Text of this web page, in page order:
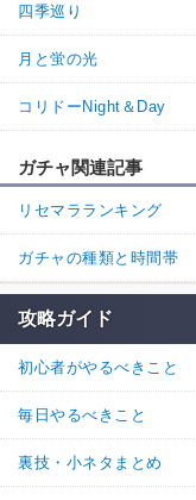
四季巡り
月と蛍の光
コリドーNight＆Day
ガチャ関連記事
リセマラランキング
ガチャの種類と時間帯
攻略ガイド
初心者がやるべきこと
毎日やるべきこと
裏技・小ネタまとめ